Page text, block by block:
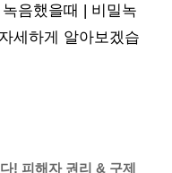
음했을때 | 비밀녹
세하게 알아보겠습
! 피해자 권리 & 구제